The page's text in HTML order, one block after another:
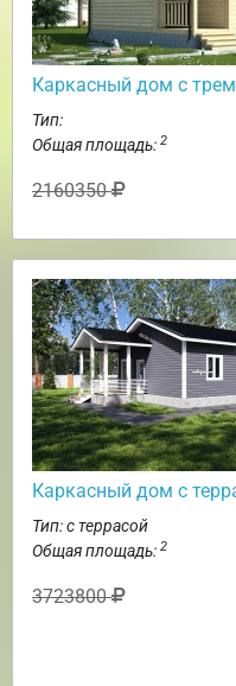
Каркасный дом с
Тип:
Общая площадь: 2
2160350
Каркасный дом с
Тип: с террасой
Общая площадь: 2
3723800